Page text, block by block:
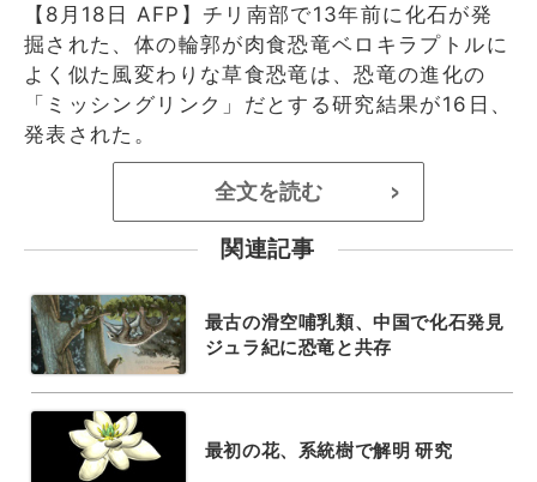
【8月18日 AFP】チリ南部で13年前に化石が発
掘された、体の輪郭が肉食恐竜ベロキラプトルに
よく似た風変わりな草食恐竜は、恐竜の進化の
「ミッシングリンク」だとする研究結果が16日、
発表された。
全文を読む >
関連記事
最古の滑空哺乳類、中国で化石発見
ジュラ紀に恐竜と共存
最初の花、系統樹で解明 研究